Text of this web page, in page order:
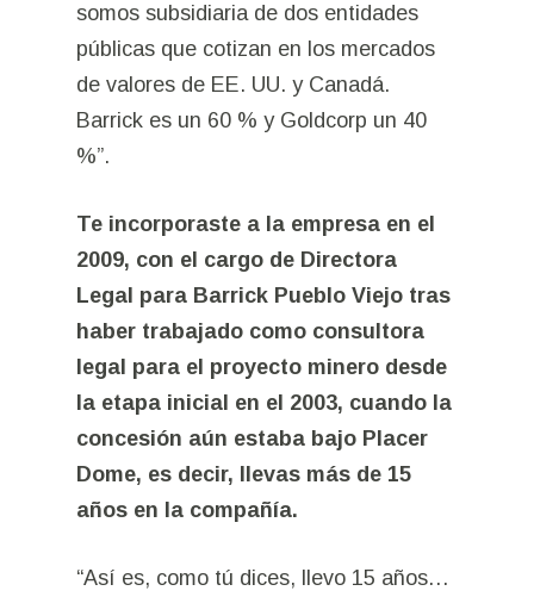
somos subsidiaria de dos entidades
públicas que cotizan en los mercados
de valores de EE. UU. y Canadá.
Barrick es un 60 % y Goldcorp un 40
%”.
Te incorporaste a la empresa en el
2009, con el cargo de Directora
Legal para Barrick Pueblo Viejo tras
haber trabajado como consultora
legal para el proyecto minero desde
la etapa inicial en el 2003, cuando la
concesión aún estaba bajo Placer
Dome, es decir, llevas más de 15
años en la compañía.
“Así es, como tú dices, llevo 15 años…